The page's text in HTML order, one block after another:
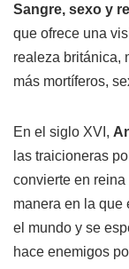
Sangre, sexo y
que ofrece una
realeza británica,
más mortíferos,
En el siglo XVI,
las traicioneras
convierte en reina
manera en la que
el mundo y se
hace enemigos